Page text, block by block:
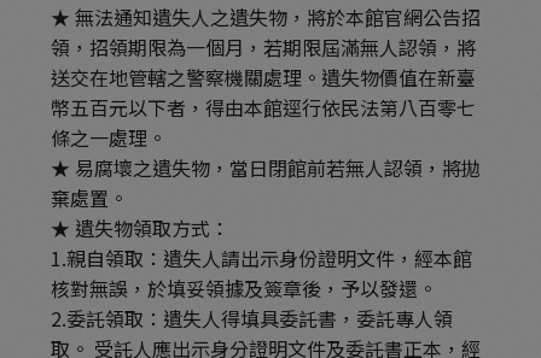
★ 無法通知遺失人之遺失物，將於本館官網公告招
領，招領期限為一個月，若期限屆滿無人認領，將
送交在地管轄之警察機關處理。遺失物價值在新臺
幣五百元以下者，得由本館逕行依民法第八百零七
條之一處理。
★ 易腐壞之遺失物，當日閉館前若無人認領，將拋
棄處置。
★ 遺失物領取方式：
1.親自領取：遺失人請出示身份證明文件，經本館
核對無誤，於填妥領據及簽章後，予以發還。
2.委託領取：遺失人得填具委託書，委託專人領
取。 受託人應出示身分證明文件及委託書正本，經